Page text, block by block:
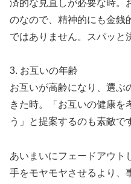
済的な見直しが必要な時。
のなので、精神的にも金銭
ではありません。スパッと
3. お互いの年齢
お互いが高齢になり、選ぶ
きた時。「お互いの健康を
う」と提案するのも素敵で
あいまいにフェードアウト
手をモヤモヤさせるより、